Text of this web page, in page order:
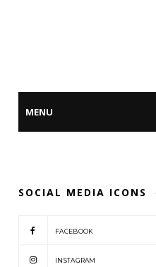
SOCIAL MEDIA ICONS
FACEBOOK
INSTAGRAM